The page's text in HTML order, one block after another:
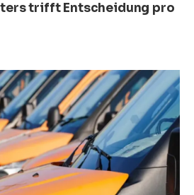
trifft Entscheidung pro